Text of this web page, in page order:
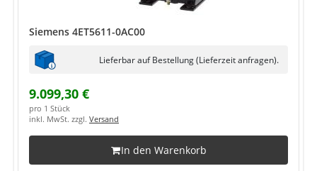
Siemens 4ET5611-0AC00
Lieferbar auf Bestellung (Lieferzeit anfragen).
9.099,30 €
pro 1 Stück
inkl. MwSt. zzgl. Versand
In den Warenkorb